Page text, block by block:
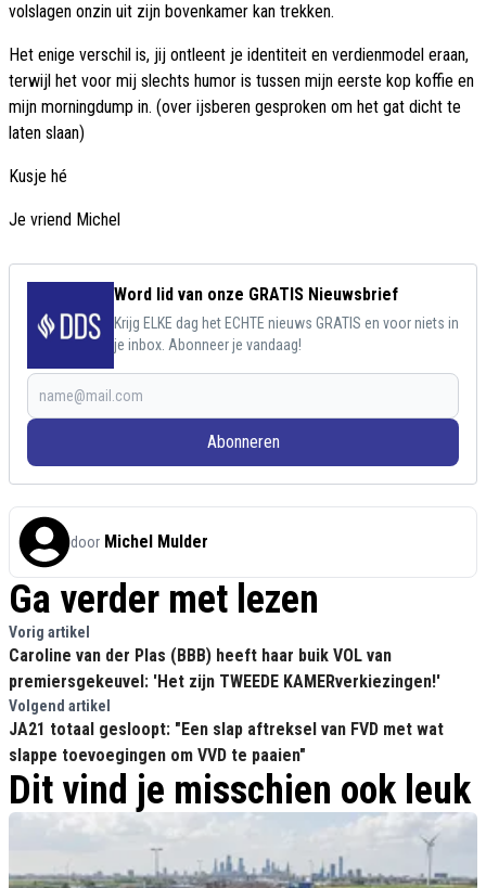
volslagen onzin uit zijn bovenkamer kan trekken.
Het enige verschil is, jij ontleent je identiteit en verdienmodel eraan,
terwijl het voor mij slechts humor is tussen mijn eerste kop koffie en
mijn morningdump in. (over ijsberen gesproken om het gat dicht te
laten slaan)
Kusje hé
Je vriend Michel
Word lid van onze GRATIS Nieuwsbrief
Krijg ELKE dag het ECHTE nieuws GRATIS en voor niets in
je inbox. Abonneer je vandaag!
Abonneren
door Michel Mulder
Ga verder met lezen
Vorig artikel
Caroline van der Plas (BBB) heeft haar buik VOL van
premiersgekeuvel: 'Het zijn TWEEDE KAMERverkiezingen!'
Volgend artikel
JA21 totaal gesloopt: "Een slap aftreksel van FVD met wat
slappe toevoegingen om VVD te paaien"
Dit vind je misschien ook leuk